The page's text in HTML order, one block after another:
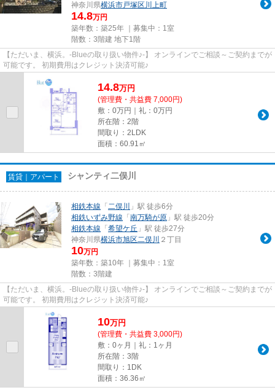
神奈川県横浜市戸塚区 川上町
14.8万円
築年数：築25年 ｜募集中： 1室
階数：3階建 地下1階
【ただいま、横浜。-Blueの取り扱い物件♪-】 オンラインでご相談～ご契約までが
可能です。 初期費用はクレジット決済可能♪
14.8万円
(管理費・共益費 7,000円)
敷：0万円｜礼：0万円
所在階：2階
間取り：2LDK
面積：60.91㎡
賃貸｜アパート シャンティ二俣川
相鉄本線 「 二俣川
」駅 徒歩6分
相鉄いずみ野線 「 南万騎が原 」駅 徒歩20分
相鉄本線 「 希望ケ丘 」駅 徒歩27分
神奈川県横浜市旭区二俣川 ２丁目
10万円
築年数：築10年 ｜募集中： 1室
階数：3階建
【ただいま、横浜。-Blueの取り扱い物件♪-】 オンラインでご相談～ご契約までが
可能です。 初期費用はクレジット決済可能♪
10万円
(管理費・共益費 3,000円)
敷：0ヶ月｜礼：1ヶ月
所在階：3階
間取り：1DK
面積：36.36㎡